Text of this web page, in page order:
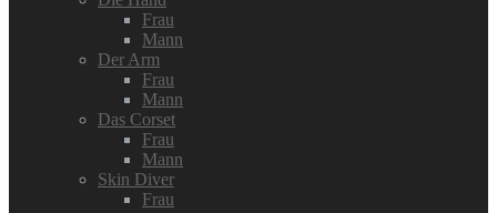
Frau
Mann
Der Arm
Frau
Mann
Das Corset
Frau
Mann
Skin Diver
Frau